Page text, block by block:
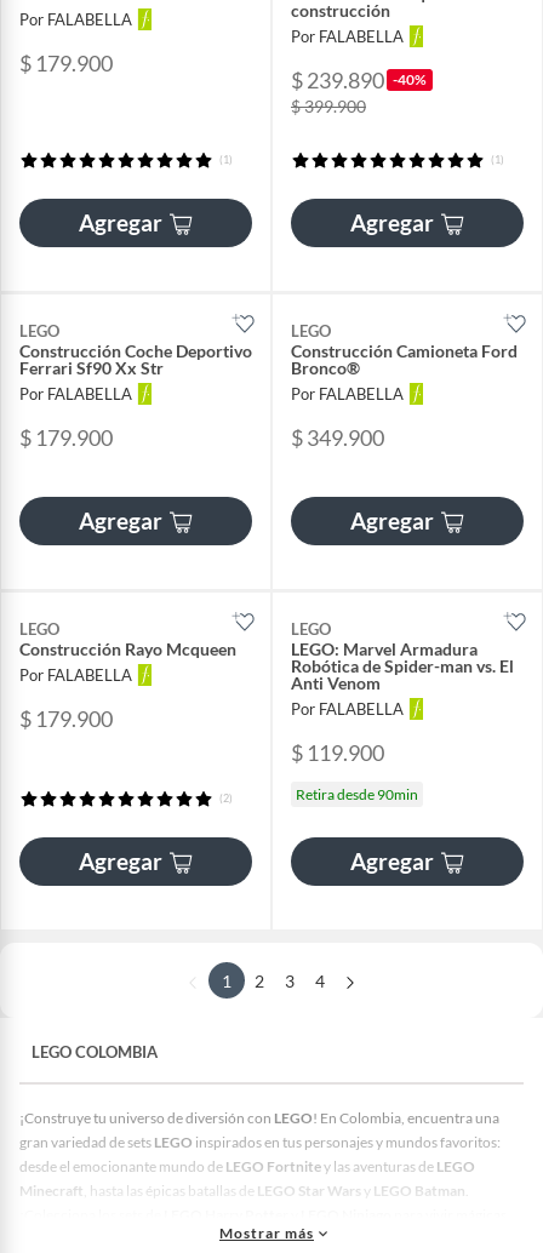
Por FALABELLA
$ 179.900
(1)
Agregar
construcción
Por FALABELLA
$ 239.890 -40%
$ 399.900
(1)
Agregar
LEGO
Construcción Coche Deportivo
Ferrari Sf90 Xx Str
Por FALABELLA
$ 179.900
Agregar
LEGO
Construcción Camioneta Ford
Bronco®
Por FALABELLA
$ 349.900
Agregar
LEGO
Construcción Rayo Mcqueen
Por FALABELLA
$ 179.900
(2)
Agregar
LEGO
LEGO: Marvel Armadura
Robótica de Spider-man vs. El
Anti Venom
Por FALABELLA
$ 119.900
Retira desde 90min
Agregar
1 2 3 4
LEGO COLOMBIA
¡Construye tu universo de diversión con LEGO! En Colombia, encuentra una
gran variedad de sets LEGO inspirados en tus personajes y mundos favoritos:
desde el emocionante mundo de LEGO Fortnitey las aventuras de LEGO
Minecraft , hasta las épicas batallas de LEGO Star Wars y LEGO Batman
aventuras! Además, construye tus propios vehículos con
Mostrar más